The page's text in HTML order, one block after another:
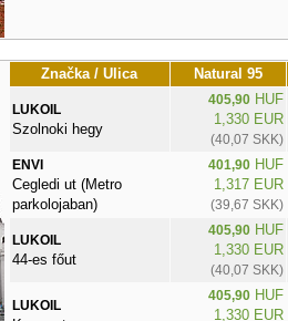
Značka / Ulica Natural 95
LUKOIL
Szolnoki hegy
405,90HUF
1,330 EUR
(40,07 SKK)
ENVI
Cegledi ut (Metro
parkolojaban)
401,90HUF
1,317 EUR
(39,67 SKK)
LUKOIL
44-es főut
405,90HUF
1,330 EUR
(40,07 SKK)
LUKOIL
405,90HUF
1,330 EUR